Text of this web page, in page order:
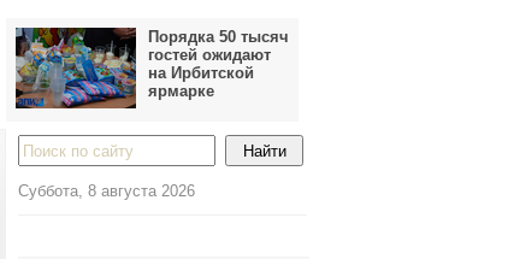
Порядка 50 тысяч
гостей ожидают
на Ирбитской
ярмарке
Суббота, 8 августа 2026